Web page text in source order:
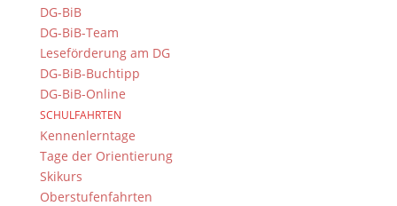
DG-BiB
DG-BiB-Team
Leseförderung am DG
DG-BiB-Buchtipp
DG-BiB-Online
SCHULFAHRTEN
Kennenlerntage
Tage der Orientierung
Skikurs
Oberstufenfahrten
Impressum & Datenschutz
Impressum
Datenschutzerklärung
Kontakt
© 2015-2022, Dientzenhofer-Gymnasium Bamberg
Immer Aktuell
Bleiben Sie immer auf dem neusten Stand und